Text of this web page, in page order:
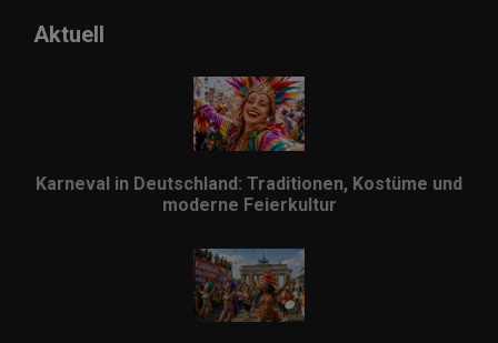
Aktuell
Karneval in Deutschland: Traditionen, Kostüme und
moderne Feierkultur